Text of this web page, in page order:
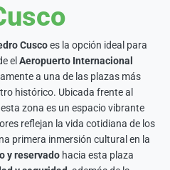
Cuscoes la opción ideal para
el Aeropuerto Internacional
a una de las plazas más
histórico. Ubicada frente al
esta zona es un espacio vibrante
reflejan la vida cotidiana de los
primera inmersión cultural en la
y reservado hacia esta plaza